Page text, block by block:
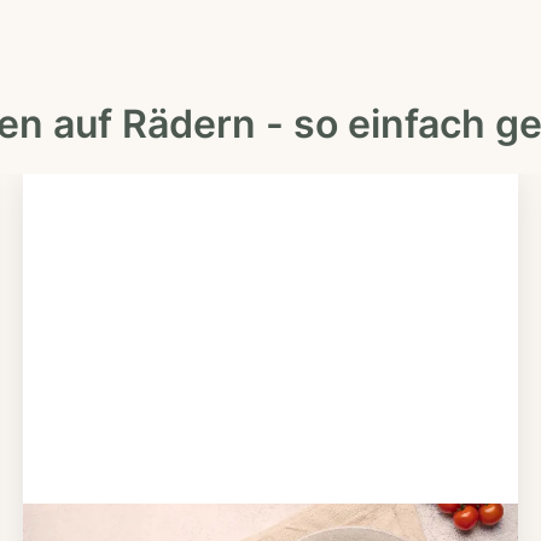
auf Rädern - so einfach